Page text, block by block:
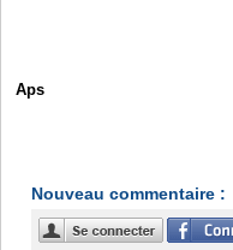
Aps
Nouveau commentaire :